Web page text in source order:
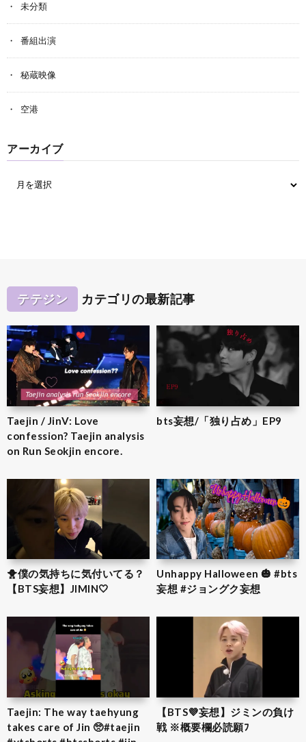
未分類
番組出演
秘蔵映像
空港
アーカイブ
テテジン カテゴリの最新記事
Taejin / JinV: Love
confession? Taejin analysis
on Run Seokjin encore.
bts妄想/「独り占め」EP9
🐥僕の気持ちに気付いてる？
【BTS妄想】JIMIN‎🤍
Unhappy Halloween 🎃 #bts
妄想 #ジョングク妄想
Taejin: The way taehyung
takes care of Jin 🥺#taejin
【BTS💜‪妄想】ジミンの負け
戦 ※概要欄必読願ﾌ